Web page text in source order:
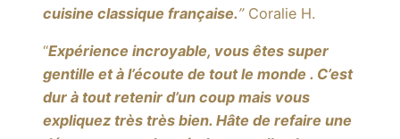
cuisine classique française.” Coralie H.
“Expérience incroyable, vous êtes super
gentille et à l’écoute de tout le monde . C’est
dur à tout retenir d’un coup mais vous
expliquez très très bien. Hâte de refaire une